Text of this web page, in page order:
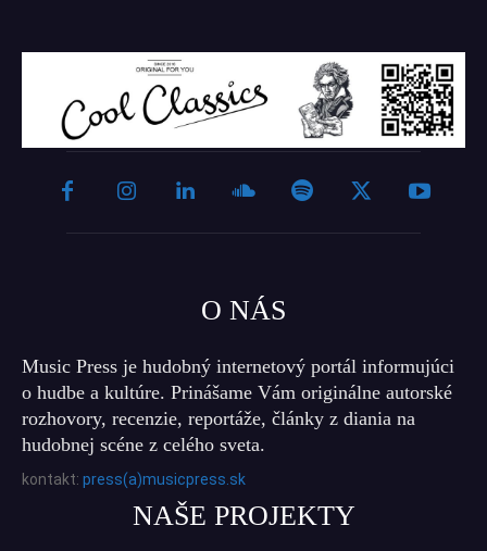
O NÁS
Music Press je hudobný internetový portál informujúci
o hudbe a kultúre. Prinášame Vám originálne autorské
rozhovory, recenzie, reportáže, články z diania na
hudobnej scéne z celého sveta.
kontakt: press(a)musicpress.sk
NAŠE PROJEKTY